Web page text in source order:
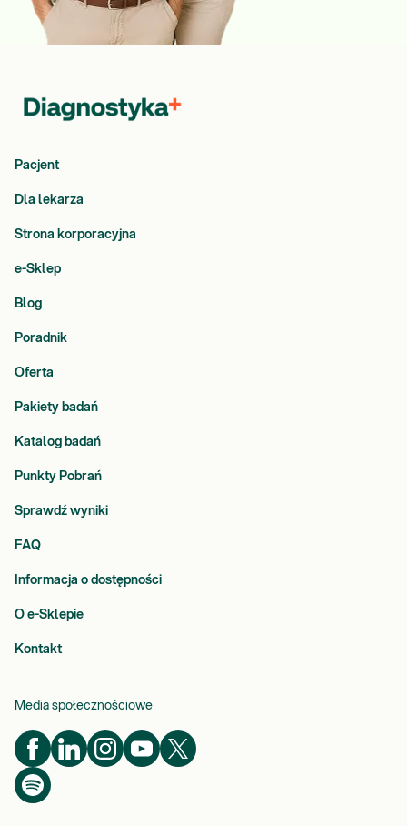
Pacjent
Dla lekarza
Strona korporacyjna
e-Sklep
Blog
Poradnik
Oferta
Pakiety badań
Katalog badań
Punkty Pobrań
Sprawdź wyniki
FAQ
Informacja o dostępności
O e-Sklepie
Kontakt
Media społecznościowe